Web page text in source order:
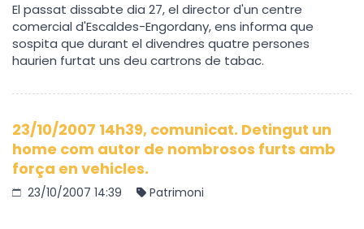
El passat dissabte dia 27, el director d'un centre
comercial d'Escaldes-Engordany, ens informa que
sospita que durant el divendres quatre persones
haurien furtat uns deu cartrons de tabac.
23/10/2007 14h39, comunicat. Detingut un
home com autor de nombrosos furts amb
força en vehicles.
23/10/2007 14:39 Patrimoni